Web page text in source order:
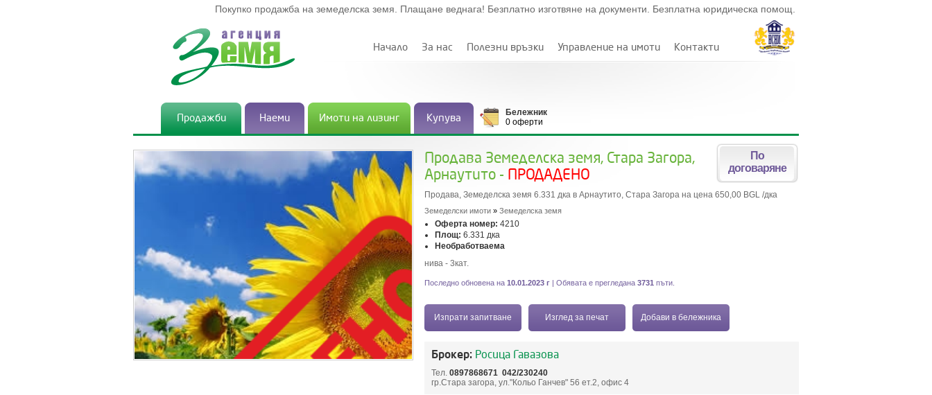
Покупко продажба на земеделска земя. Плащане веднага! Безплатно изготвяне на документи. Безплатна юридическа помощ.
Начало За нас Полезни връзки Управление на имоти Контакти
Бележник
0 оферти
Продажби Наеми Имоти на лизинг Купува
Продава Земеделска земя, Стара Загора,
Арнаутито - ПРОДАДЕНО
Продава, Земеделска земя 6.331 дка в Арнаутито, Стара Загора на цена 650,00 BGL /дка
Земеделски имоти » Земеделска земя
Оферта номер: 4210
Площ: 6.331 дка
Необработваема
нива - 3кат.
Последно обновена на 10.01.2023 г | Обявата е прегледана 3731 пъти.
По
договаряне
Изпрати запитване Изглед за печат Добави в бележника
Брокер: Росица Гавазова
Тел. 0897868671 042/230240
гр.Стара загора, ул."Кольо Ганчев" 56 ет.2, офис 4